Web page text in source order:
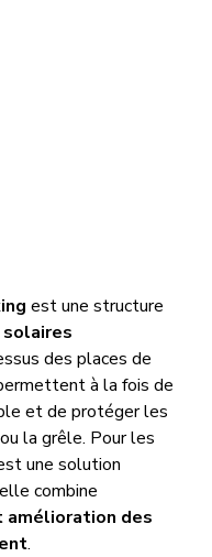
est une structure
solaires
des places de
à la fois de
et de protéger les
la grêle. Pour les
une solution
combine
amélioration des
.